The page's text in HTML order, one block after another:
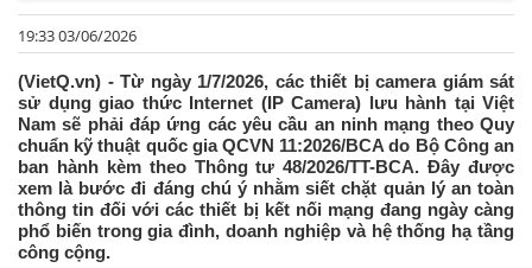
19:33 03/06/2026
(VietQ.vn) - Từ ngày 1/7/2026, các thiết bị camera giám sát
sử dụng giao thức Internet (IP Camera) lưu hành tại Việt
Nam sẽ phải đáp ứng các yêu cầu an ninh mạng theo Quy
chuẩn kỹ thuật quốc gia QCVN 11:2026/BCA do Bộ Công an
ban hành kèm theo Thông tư 48/2026/TT-BCA. Đây được
xem là bước đi đáng chú ý nhằm siết chặt quản lý an toàn
thông tin đối với các thiết bị kết nối mạng đang ngày càng
phổ biến trong gia đình, doanh nghiệp và hệ thống hạ tầng
công cộng.